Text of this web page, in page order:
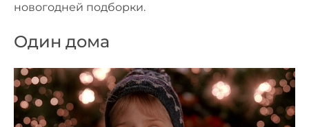
новогодней подборки.
Один дома